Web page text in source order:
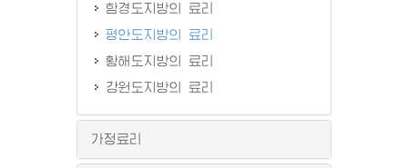
함경도지방의 료리
평안도지방의 료리
황해도지방의 료리
강원도지방의 료리
가정료리